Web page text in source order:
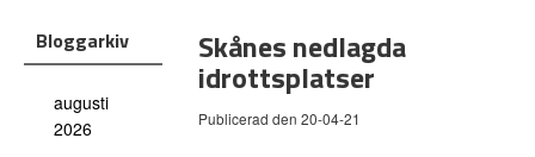
Bloggarkiv
augusti
2026
Skånes nedlagda
idrottsplatser
Publicerad den 20-04-21